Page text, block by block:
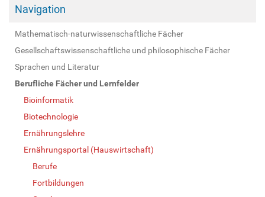
e
:
Navigation
Mathematisch-naturwissenschaftliche Fächer
Gesellschaftswissenschaftliche und philosophische Fächer
Sprachen und Literatur
Berufliche Fächer und Lernfelder
Bioinformatik
Biotechnologie
Ernährungslehre
Ernährungsportal (Hauswirtschaft)
Berufe
Fortbildungen